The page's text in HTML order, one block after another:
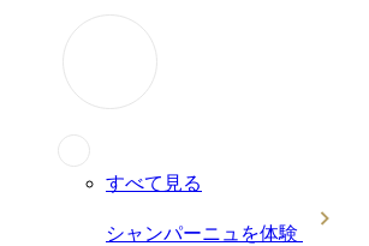
すべて見る
シャンパーニュを体験